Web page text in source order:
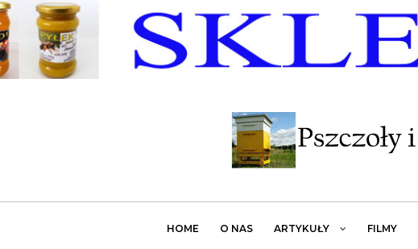
HOME O NAS ARTYKUŁY FILMY